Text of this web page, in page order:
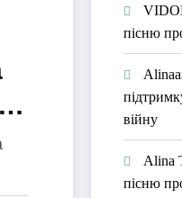
пісню
війну
Alina
пісню